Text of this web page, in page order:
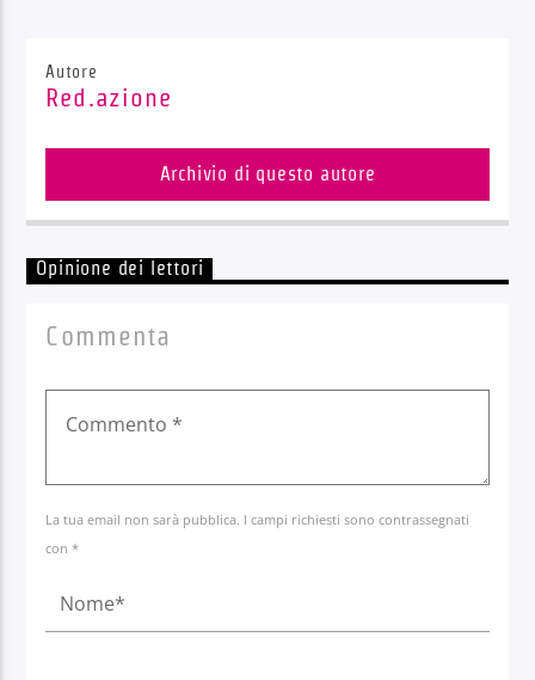
Autore
Red.azione
Archivio di questo autore
Opinione dei lettori
Commenta
La tua email non sarà pubblica. I campi richiesti sono contrassegnati
con *